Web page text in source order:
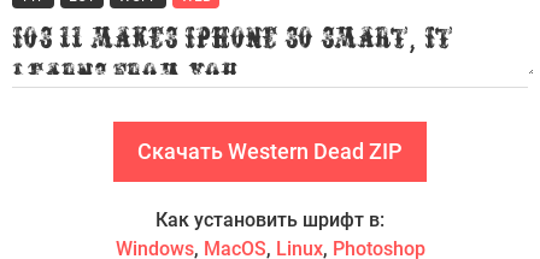
Скачать Western Dead ZIP
Как установить шрифт в:
Windows, MacOS, Linux, Photoshop